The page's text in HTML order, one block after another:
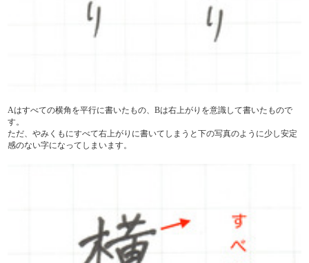
Aはすべての横角を平行に書いたもの、Bは右上がりを意識して書いたもので
す。
ただ、やみくもにすべて右上がりに書いてしまうと下の写真のように少し安定
感のない字になってしまいます。